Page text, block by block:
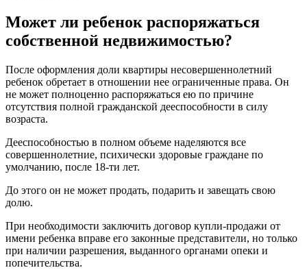
Может ли ребенок распоряжаться
собственной недвижимостью?
После оформления доли квартиры несовершеннолетний
ребенок обретает в отношении нее ограниченные права. Он
не может полноценно распоряжаться ею по причине
отсутствия полной гражданской дееспособности в силу
возраста.
Дееспособностью в полном объеме наделяются все
совершеннолетние, психически здоровые граждане по
умолчанию, после 18-ти лет.
До этого он не может продать, подарить и завещать свою
долю.
При необходимости заключить договор купли-продажи от
имени ребенка вправе его законные представители, но только
при наличии разрешения, выданного органами опеки и
попечительства.